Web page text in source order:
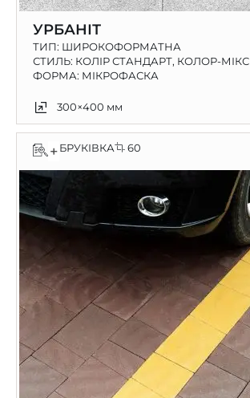
УРБАНІТ
ТИП: ШИРОКОФОРМАТНА
СТИЛЬ: КОЛІР СТАНДАРТ, КОЛОР-МІКС
ФОРМА: МІКРОФАСКА
300×400 мм
+ БРУКІВКА 60